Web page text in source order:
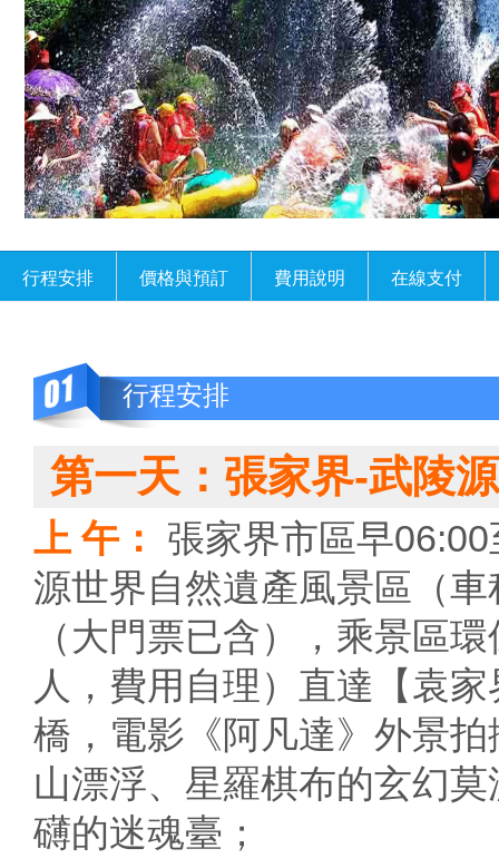
行程安排 價格與預訂 費用說明 在線支付
行程安排
第一天：張家界-武陵
上 午：
張家界市區早
源世界自然遺產風景區（
（大門票已含），乘景區
人，費用自理）直達【袁
橋，電影《阿凡達》外景
山漂浮、星羅棋布的玄幻
礴的迷魂臺；